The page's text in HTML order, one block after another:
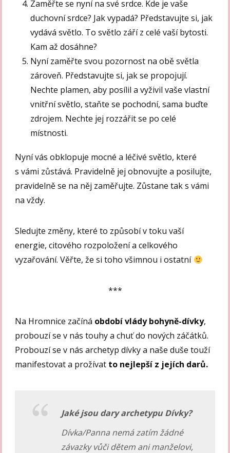
Zaměřte se nyní na své srdce. Kde je vaše
duchovní srdce? Jak vypadá? Představujte si, jak
vydává světlo. To světlo září z celé vaší bytosti.
Kam až dosáhne?
Nyní zaměřte svou pozornost na obě světla
zároveň. Představujte si, jak se propojují.
Nechte plamen, aby posílil a vyživil vaše vlastní
vnitřní světlo, staňte se pochodní, sama buďte
zdrojem. Nechte jej rozzářit se po celé
místnosti.
Nyní vás obklopuje mocné a léčivé světlo, které
s vámi zůstává. Pravidelně jej obnovujte a posilujte,
pravidelně se na něj zaměřujte. Zůstane tak s vámi
na vždy.
Sledujte změny, které to způsobí v toku vaší
energie, citového rozpoložení a celkového
vyzařování. Věřte, že si toho všimnou i ostatní
***
Na Hromnice začíná období vlády bohyně-dívky,
probouzí se v nás touhy a chuť do nových záčátků.
Probouzí se v nás archetyp dívky a naše duše touží
manifestovat a prožívat to nejlepší z jejích darů.
Jaké jsou dary archetypu Dívky?
Dívka/Panna nemá zatím žádné
závazky vůči dětem ani manželovi,